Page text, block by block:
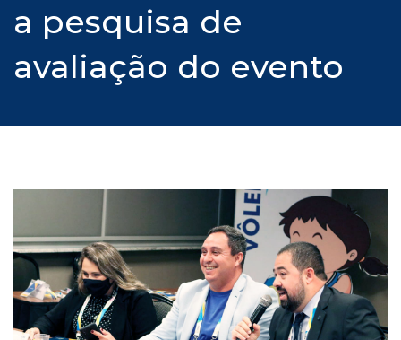
a pesquisa de
avaliação do evento